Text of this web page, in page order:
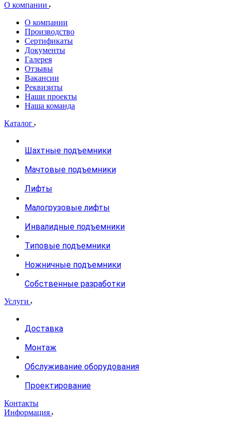
О компании
О компании
Производство
Сертификаты
Документы
Галерея
Отзывы
Вакансии
Реквизиты
Наши проекты
Наша команда
Каталог
Шахтные подъемники
Мачтовые подъемники
Лифты
Малогрузовые лифты
Инвалидные подъемники
Типовые подъемники
Ножничные подъемники
Собственные разработки
Услуги
Доставка
Монтаж
Обслуживание оборудования
Проектирование
Контакты
Информация